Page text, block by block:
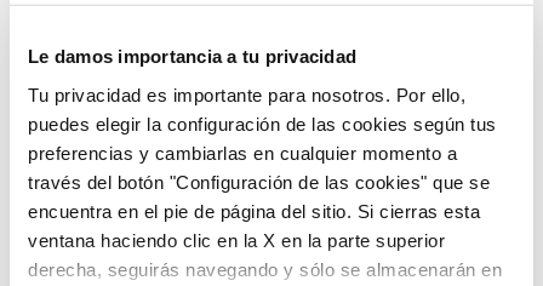
Le damos importancia a tu privacidad
Tu privacidad es importante para nosotros. Por ello,
puedes elegir la configuración de las cookies según tus
preferencias y cambiarlas en cualquier momento a
través del botón "Configuración de las cookies" que se
encuentra en el pie de página del sitio. Si cierras esta
ventana haciendo clic en la X en la parte superior
derecha, seguirás navegando y sólo se almacenarán en
vertical_align_bottom 322 mt
Informaciones
directions_bike Tipo de bicicleta
Gravel